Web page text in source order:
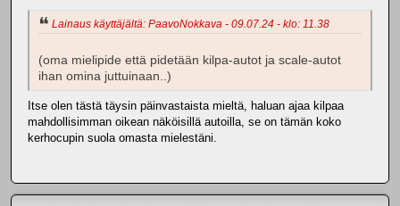
Lainaus käyttäjältä: PaavoNokkava - 09.07.24 - klo: 11.38
(oma mielipide että pidetään kilpa-autot ja scale-autot
ihan omina juttuinaan..)
Itse olen tästä täysin päinvastaista mieltä, haluan ajaa kilpaa
mahdollisimman oikean näköisillä autoilla, se on tämän koko
kerhocupin suola omasta mielestäni.